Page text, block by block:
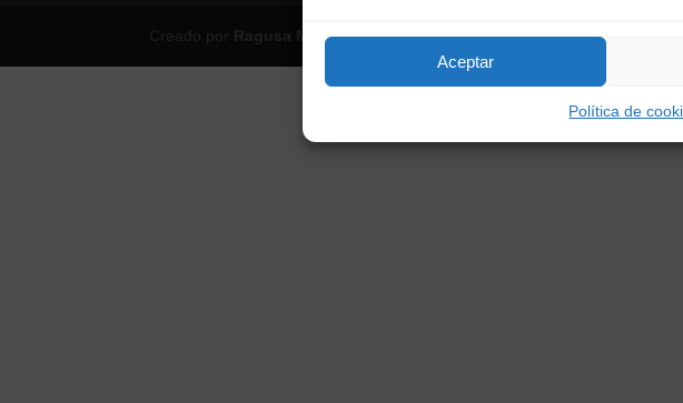
Aceptar
Política de
Ragusa Marketing&Comunicaciónpara HOTEL OTURELLA.